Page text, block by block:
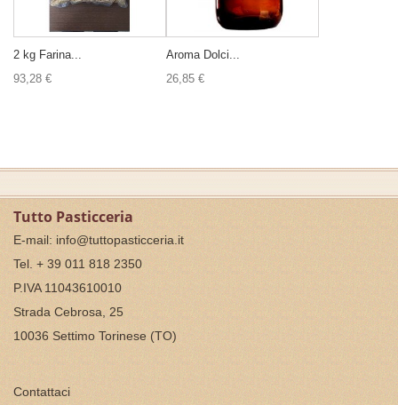
2 kg Farina...
93,28 €
Aroma Dolci...
26,85 €
Tutto Pasticceria
E-mail: info@tuttopasticceria.it
Tel. + 39 011 818 2350
P.IVA 11043610010
Strada Cebrosa, 25
10036 Settimo Torinese (TO)
Contattaci